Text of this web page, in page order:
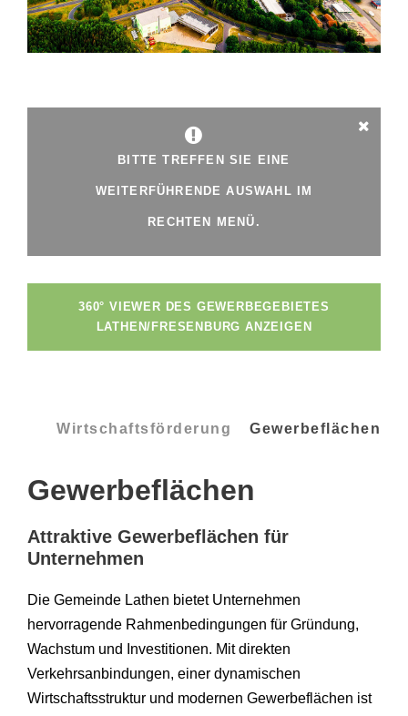
BITTE TREFFEN SIE EINE
WEITERFÜHRENDE AUSWAHL IM
RECHTEN MENÜ.
360° VIEWER DES GEWERBEGEBIETES
LATHEN/FRESENBURG ANZEIGEN
Gewerbeflächen
Wirtschaftsförderung
Gewerbeflächen
Attraktive Gewerbeflächen für
Unternehmen
Die Gemeinde Lathen bietet Unternehmen
hervorragende Rahmenbedingungen für Gründung,
Wachstum und Investitionen. Mit direkten
Verkehrsanbindungen, einer dynamischen
Wirtschaftsstruktur und modernen Gewerbeflächen ist